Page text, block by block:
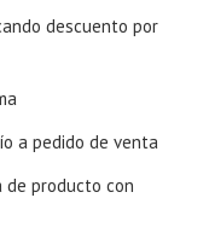
descuento por
a pedido de venta
de producto con